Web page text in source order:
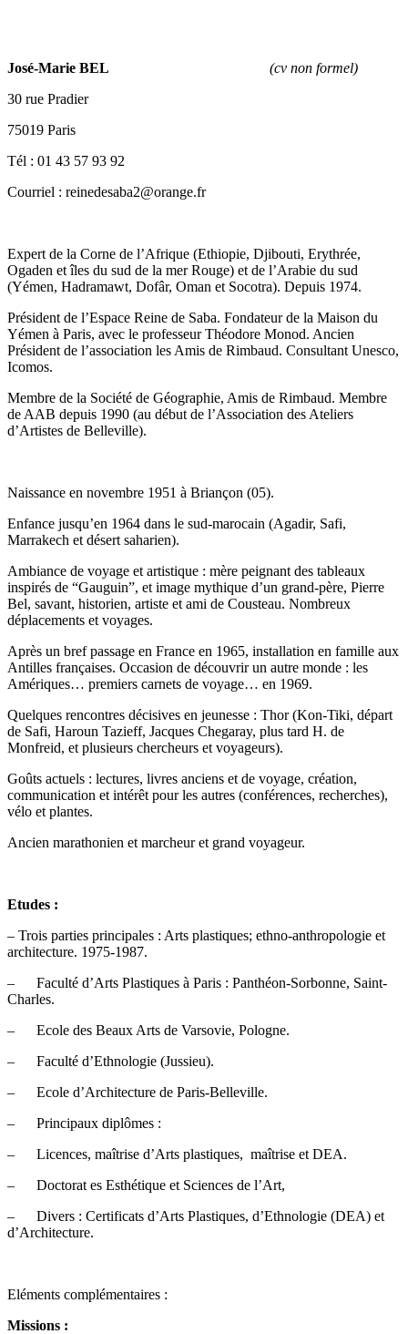
José-Marie BEL (cv non formel)
30 rue Pradier
75019 Paris
Tél : 01 43 57 93 92
Courriel : reinedesaba2@orange.fr
Expert de la Corne de l’Afrique (Ethiopie, Djibouti, Erythrée,
Ogaden et îles du sud de la mer Rouge) et de l’Arabie du sud
(Yémen, Hadramawt, Dofâr, Oman et Socotra). Depuis 1974.
Président de l’Espace Reine de Saba. Fondateur de la Maison du
Yémen à Paris, avec le professeur Théodore Monod. Ancien
Président de l’association les Amis de Rimbaud. Consultant Unesco,
Icomos.
Membre de la Société de Géographie, Amis de Rimbaud. Membre
de AAB depuis 1990 (au début de l’Association des Ateliers
d’Artistes de Belleville).
Naissance en novembre 1951 à Briançon (05).
Enfance jusqu’en 1964 dans le sud-marocain (Agadir, Safi,
Marrakech et désert saharien).
Ambiance de voyage et artistique : mère peignant des tableaux
inspirés de “Gauguin”, et image mythique d’un grand-père, Pierre
Bel, savant, historien, artiste et ami de Cousteau. Nombreux
déplacements et voyages.
Après un bref passage en France en 1965, installation en famille aux
Antilles françaises. Occasion de découvrir un autre monde : les
Amériques… premiers carnets de voyage… en 1969.
Quelques rencontres décisives en jeunesse : Thor (Kon-Tiki, départ
de Safi, Haroun Tazieff, Jacques Chegaray, plus tard H. de
Monfreid, et plusieurs chercheurs et voyageurs).
Goûts actuels : lectures, livres anciens et de voyage, création,
communication et intérêt pour les autres (conférences, recherches),
vélo et plantes.
Ancien marathonien et marcheur et grand voyageur.
Etudes :
– Trois parties principales : Arts plastiques; ethno-anthropologie et
architecture. 1975-1987.
– Faculté d’Arts Plastiques à Paris : Panthéon-Sorbonne, Saint-
Charles.
– Ecole des Beaux Arts de Varsovie, Pologne.
– Faculté d’Ethnologie (Jussieu).
– Ecole d’Architecture de Paris-Belleville.
– Principaux diplômes :
– Licences, maîtrise d’Arts plastiques, maîtrise et DEA.
– Doctorat es Esthétique et Sciences de l’Art,
– Divers : Certificats d’Arts Plastiques, d’Ethnologie (DEA) et
d’Architecture.
Eléments complémentaires :
Missions :